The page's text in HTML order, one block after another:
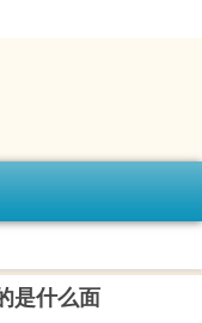
是什么面